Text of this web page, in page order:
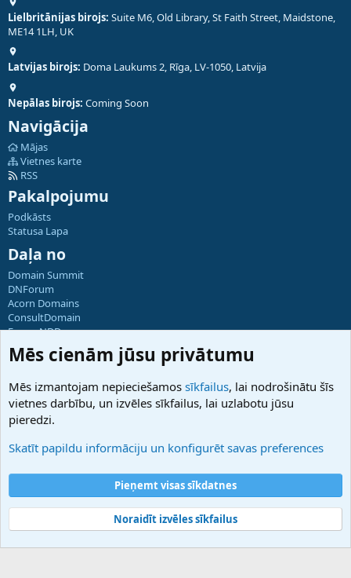
Lielbritānijas birojs: Suite M6, Old Library, St Faith Street, Maidstone,
ME14 1LH, UK
Latvijas birojs: Doma Laukums 2, Rīga, LV-1050, Latvija
Nepālas birojs: Coming Soon
Navigācija
Mājas
Vietnes karte
RSS
Pakalpojumu
Podkāsts
Statusa Lapa
Daļa no
Domain Summit
DNForum
Acorn Domains
ConsultDomain
ForumNDD
Domainforum.ro
27.be
Hostmaria
Atbalsts
Palīdzība
Noteikumi un nosacījumi
Privātuma politika
Community platform by XenForo® © 2010-2025 XenForo Ltd.
Mēs cienām jūsu privātumu
Mēs izmantojam nepieciešamos sīkfailus, lai nodrošinātu šīs
vietnes darbību, un izvēles sīkfailus, lai uzlabotu jūsu
pieredzi.
Skatīt papildu informāciju un konfigurēt savas preferences
Pieņemt visas sīkdatnes
Noraidīt izvēles sīkfailus